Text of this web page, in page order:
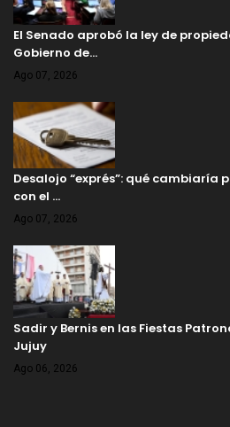
El Senado aprobó la ley de
Gobierno de…
Ago 07, 2026
Desalojo “exprés”: qué cambiaría
con el …
Ago 07, 2026
Sadir y Bernis en las Fiestas
Jujuy
Ago 06, 2026